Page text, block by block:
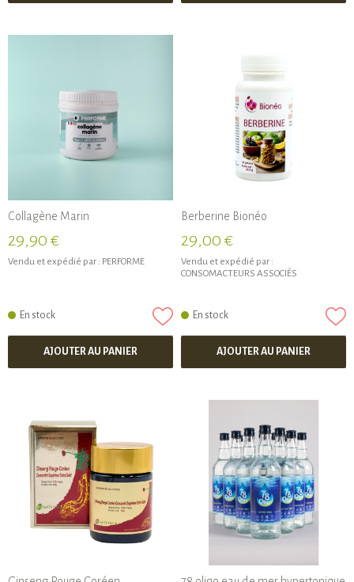
Collagène Marin
29,90 €
Vendu et expédié par : PERFORME
En stock
AJOUTER AU PANIER
Berberine Bionéo
29,00 €
Vendu et expédié par :
CONSOMACTEURS ASSOCIÉS
En stock
AJOUTER AU PANIER